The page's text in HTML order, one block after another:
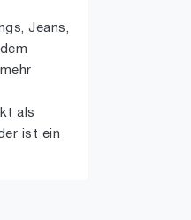
Jeans,
als
ist ein